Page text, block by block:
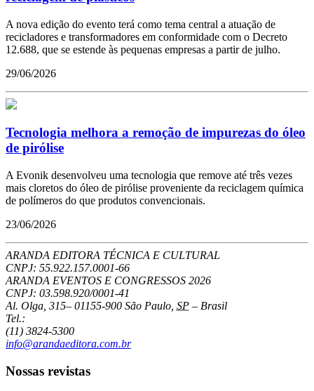
A nova edição do evento terá como tema central a atuação de
recicladores e transformadores em conformidade com o Decreto
12.688, que se estende às pequenas empresas a partir de julho.
29/06/2026
Tecnologia melhora a remoção de impurezas do óleo
de pirólise
A Evonik desenvolveu uma tecnologia que remove até três vezes
mais cloretos do óleo de pirólise proveniente da reciclagem química
de polímeros do que produtos convencionais.
23/06/2026
ARANDA EDITORA TÉCNICA E CULTURAL
CNPJ: 55.922.157.0001-66
ARANDA EVENTOS E CONGRESSOS 2026
CNPJ: 03.598.920/0001-41
Al. Olga, 315– 01155-900 São Paulo SP – Brasil
Tel.:
(11) 3824-5300
info@arandaeditora.com.br
Nossas revistas